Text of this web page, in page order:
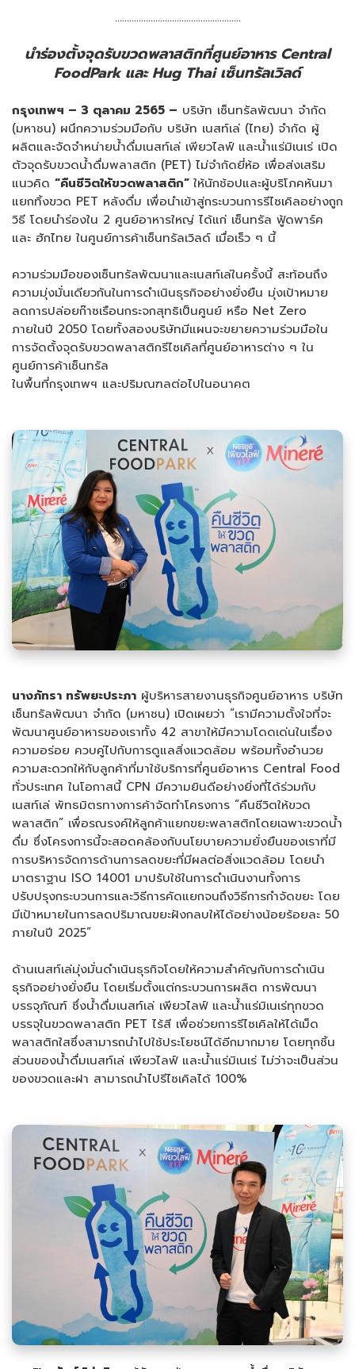
.....................................................
นำร่องตั้งจุดรับขวดพลาสติกที่ศูนย์อาหารCentral
FoodParkและHug Thaiเซ็นทรัลเวิลด์
กรุงเทพฯ – 3 ตุลาคม 2565 – บริษัท เซ็นทรัลพัฒนา จำกัด
(มหาชน) ผนึกความร่วมมือกับ บริษัท เนสท์เล่ (ไทย) จำกัด ผู้
ผลิตและจัดจำหน่ายน้ำดื่มเนสท์เล่ เพียวไลฟ์ และน้ำแร่มิเนเร่ เปิด
ตัวจุดรับขวดน้ำดื่มพลาสติก (PET) ไม่จำกัดยี่ห้อ เพื่อส่งเสริม
แนวคิด “คืนชีวิตให้ขวดพลาสติก” ให้นักช้อปและผู้บริโภคหันมา
แยกทิ้งขวด PET หลังดื่ม เพื่อนำเข้าสู่กระบวนการรีไซเคิลอย่างถูก
วิธี โดยนำร่องใน 2 ศูนย์อาหารใหญ่ ได้แก่ เซ็นทรัล ฟู้ดพาร์ค
และ ฮักไทย ในศูนย์การค้าเซ็นทรัลเวิลด์ เมื่อเร็ว ๆ นี้
ความร่วมมือของเซ็นทรัลพัฒนาและเนสท์เล่ในครั้งนี้ สะท้อนถึง
ความมุ่งมั่นเดียวกันในการดำเนินธุรกิจอย่างยั่งยืน มุ่งเป้าหมาย
ลดการปล่อยก๊าซเรือนกระจกสุทธิเป็นศูนย์ หรือ Net Zero
ภายในปี 2050 โดยทั้งสองบริษัทมีแผนจะขยายความร่วมมือใน
การจัดตั้งจุดรับขวดพลาสติกรีไซเคิลที่ศูนย์อาหารต่าง ๆ ใน
ศูนย์การค้าเซ็นทรัล
ในพื้นที่กรุงเทพฯ และปริมณฑลต่อไปในอนาคต
นางภัทรา ทรัพยะประภา ผู้บริหารสายงานธุรกิจศูนย์อาหาร บริษัท
เซ็นทรัลพัฒนา จำกัด (มหาชน) เปิดเผยว่า “เรามีความตั้งใจที่จะ
พัฒนาศูนย์อาหารของเราทั้ง 42 สาขาให้มีความโดดเด่นในเรื่อง
ความอร่อย ควบคู่ไปกับการดูแลสิ่งแวดล้อม พร้อมทั้งอำนวย
ความสะดวกให้กับลูกค้าที่มาใช้บริการที่ศูนย์อาหาร Central Food
ทั่วประเทศ ในโอกาสนี้ CPN มีความยินดีอย่างยิ่งที่ได้ร่วมกับ
เนสท์เล่ พัทธมิตรทางการค้าจัดทำโครงการ “คืนชีวิตให้ขวด
พลาสติก” เพื่อรณรงค์ให้ลูกค้าแยกขยะพลาสติกโดยเฉพาะขวดน้ำ
ดื่ม ซึ่งโครงการนี้จะสอดคล้องกับนโยบายความยั่งยืนของเราที่มี
การบริหารจัดการด้านการลดขยะที่มีผลต่อสิ่งแวดล้อม โดยนำ
มาตราฐาน ISO 14001 มาปรับใช้ในการดำเนินงานทั้งการ
ปรับปรุงกระบวนการและวิธีการคัดแยกจนถึงวิธีการกำจัดขยะ โดย
มีเป้าหมายในการลดปริมาณขยะฝังกลบให้ได้อย่างน้อยร้อยละ 50
ภายในปี 2025”
ด้านเนสท์เล่มุ่งมั่นดำเนินธุรกิจโดยให้ความสำคัญกับการดำเนิน
ธุรกิจอย่างยั่งยืน โดยเริ่มตั้งแต่กระบวนการผลิต การพัฒนา
บรรจุภัณฑ์ ซึ่งน้ำดื่มเนสท์เล่ เพียวไลฟ์ และน้ำแร่มิเนเร่ทุกขวด
บรรจุในขวดพลาสติก PET ไร้สี เพื่อช่วยการรีไซเคิลให้ได้เม็ด
พลาสติกใสซึ่งสามารถนำไปใช้ประโยชน์ได้อีกมากมาย โดยทุกชิ้น
ส่วนของน้ำดื่มเนสท์เล่ เพียวไลฟ์ และน้ำแร่มิเนเร่ ไม่ว่าจะเป็นส่วน
ของขวดและฝา สามารถนำไปรีไซเคิลได้ 100%